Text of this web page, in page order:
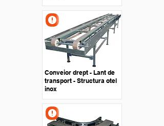
Conveior drept - Lant de
transport - Structura otel
inox